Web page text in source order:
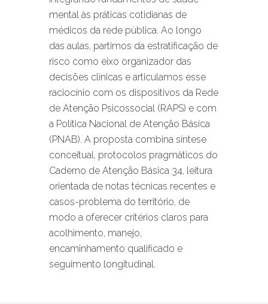
mental às práticas cotidianas de
médicos da rede pública. Ao longo
das aulas, partimos da estratificação de
risco como eixo organizador das
decisões clínicas e articulamos esse
raciocínio com os dispositivos da Rede
de Atenção Psicossocial (RAPS) e com
a Política Nacional de Atenção Básica
(PNAB). A proposta combina síntese
conceitual, protocolos pragmáticos do
Caderno de Atenção Básica 34, leitura
orientada de notas técnicas recentes e
casos-problema do território, de
modo a oferecer critérios claros para
acolhimento, manejo,
encaminhamento qualificado e
seguimento longitudinal.